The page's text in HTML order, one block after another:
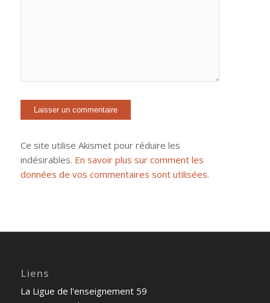
Ce site utilise Akismet pour réduire les
indésirables. En savoir plus sur comment les
données de vos commentaires sont utilisées.
Liens
La Ligue de l'enseignement 59